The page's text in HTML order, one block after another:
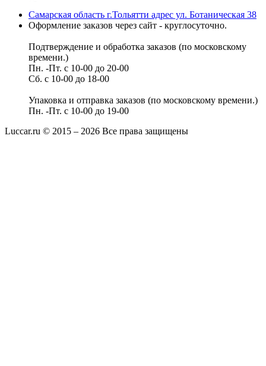
Самарская область г.Тольятти адрес ул. Ботаническая 38
Оформление заказов через сайт - круглосуточно.
Подтверждение и обработка заказов (по московскому
времени.)
Пн. -Пт. с 10-00 до 20-00
Сб. с 10-00 до 18-00
Упаковка и отправка заказов (по московскому времени.)
Пн. -Пт. с 10-00 до 19-00
Luccar.ru © 2015 – 2026 Все права защищены